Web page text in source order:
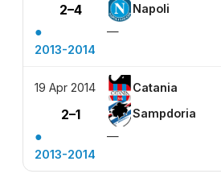
2–4 Napoli
●
—
2013-2014
19 Apr 2014 Catania
2–1 Sampdoria
●
—
2013-2014